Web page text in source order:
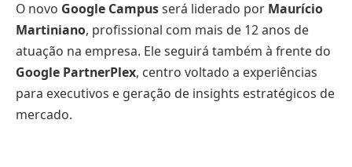
O novo Google Campusserá liderado por Maurício
Martiniano, profissional com mais de 12 anos de
atuação na empresa. Ele seguirá também à frente do
Google PartnerPlex, centro voltado a experiências
para executivos e geração de insights estratégicos de
mercado.